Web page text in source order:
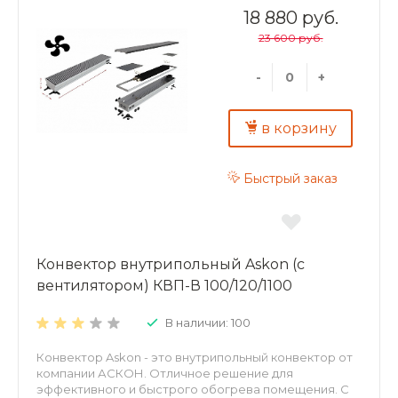
самостоятельного или дополнительного источника
тепла. Преимущества внутрипольных конвекторов
ASKON: экономия энергии и высокая динамика
отопления; повышенная теплоотдача и
экологичность – корпус и декоративная решетка из
алюминия; надежность – теплообменник из
алюминиевого листа толщиной 0,5 мм;
долговечность – труба теплообменника
изготовлена из меди, D15 мм, толщина стенки 1мм.
18 880 руб.
23 600 руб.
- +
в корзину
Быстрый заказ
Конвектор внутрипольный Askon (с
вентилятором) КВП-В 100/120/1100
В наличии: 100
Конвектор Askon - это внутрипольный конвектор от
компании АСКОН. Отличное решение для
эффективного и быстрого обогрева помещения. С